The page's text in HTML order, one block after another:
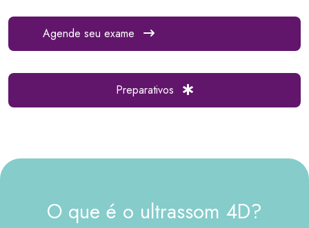
Agende seu exame
Preparativos
O que é o ultrassom 4D?